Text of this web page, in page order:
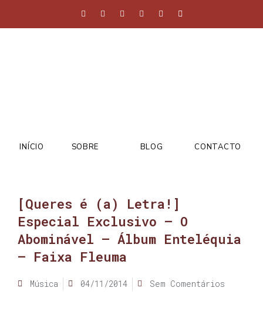
INÍCIO SOBRE BLOG CONTACTO
[Queres é (a) Letra!]
Especial Exclusivo – O
Abominável – Álbum Enteléquia
– Faixa Fleuma
Música 04/11/2014 Sem Comentários